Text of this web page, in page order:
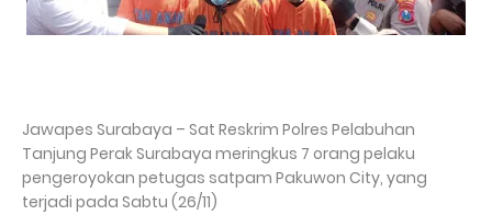
Jawapes Surabaya – Sat Reskrim Polres Pelabuhan
Tanjung Perak Surabaya meringkus 7 orang pelaku
pengeroyokan petugas satpam Pakuwon City, yang
terjadi pada Sabtu (26/11)